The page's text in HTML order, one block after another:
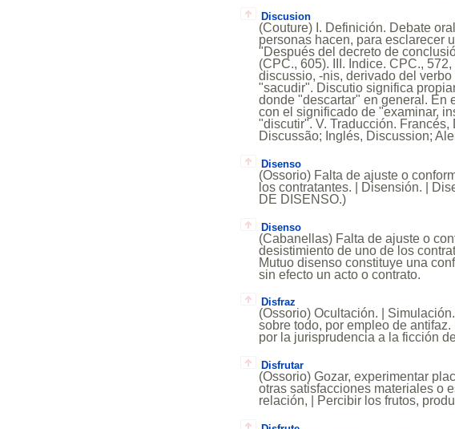
Discusion
(Couture) I. Definición. Debate
personas hacen, para esclarecer
"Después del decreto de
(CPC., 605). III. Indice. CPC.,
discussio, -nis, derivado del
"sacudir". Discutio significa
donde "descartar" en general. En
con el significado de "examinar,
"discutir". V. Traducción.
Discussão; Inglés, Discussion;
Disenso
(Ossorio) Falta de ajuste o
los contratantes. | Disensión. |
DE DISENSO.)
Disenso
(Cabanellas) Falta de ajuste o
desistimiento de uno de los
Mutuo disenso constituye una
sin efecto un acto o contrato.
Disfraz
(Ossorio) Ocultación. |
sobre todo, por empleo de
por la jurisprudencia a la ficción
Disfrutar
(Ossorio) Gozar, experimentar
otras satisfacciones materiales o
relación, | Percibir los frutos,